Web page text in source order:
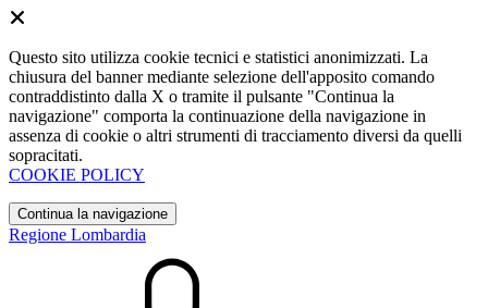
Questo sito utilizza cookie tecnici e statistici anonimizzati. La
chiusura del banner mediante selezione dell'apposito comando
contraddistinto dalla X o tramite il pulsante "Continua la
navigazione" comporta la continuazione della navigazione in
assenza di cookie o altri strumenti di tracciamento diversi da quelli
sopracitati.
COOKIE POLICY
Continua la navigazione
Regione Lombardia